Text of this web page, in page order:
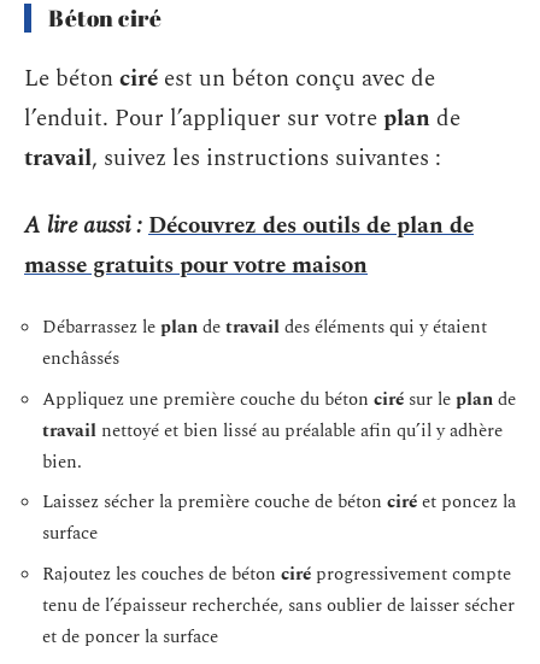
Béton ciré
Le bétonciré est un béton conçu avec de
l’enduit. Pour l’appliquer sur votreplande
travail, suivez les instructions suivantes :
A lire aussi :Découvrez des outils de plan de
masse gratuits pour votre maison
Débarrassez leplandetravaildes éléments qui y étaient
enchâssés
Appliquez une première couche du béton ciré sur leplande
travail nettoyé et bien lissé au préalable afin qu’il y adhère
bien.
Laissez sécher la première couche de béton ciréet poncez la
surface
Rajoutez les couches de béton ciré progressivement compte
tenu de l’épaisseur recherchée, sans oublier de laisser sécher
et de poncer la surface